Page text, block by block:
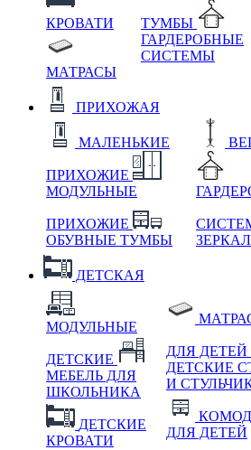
КРОВАТИ
МАТРАСЫ
ТУМБЫ
ГАРДЕРОБНЫЕ
СИСТЕМЫ
ПРИХОЖАЯ
МАЛЕНЬКИЕ
ПРИХОЖИЕ
МОДУЛЬНЫЕ
ПРИХОЖИЕ
ОБУВНЫЕ ТУМБЫ
ДЕТСКАЯ
МОДУЛЬНЫЕ
ДЕТСКИЕ
МЕБЕЛЬ ДЛЯ
ШКОЛЬНИКА
ДЕТСКИЕ
КРОВАТИ
ДЛЯ ДЕТЕЙ
ДЕТСКИЕ
И
ДЛЯ ДЕТЕЙ